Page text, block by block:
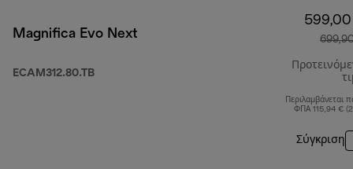
Magnifica Evo Next
ECAM312.80.TB
Περιλαμβάνεται
ΦΠΑ 115,94 €
Σύγκριση